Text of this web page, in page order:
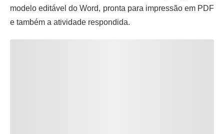
modelo editável do Word, pronta para impressão em PDF
e também a atividade respondida.